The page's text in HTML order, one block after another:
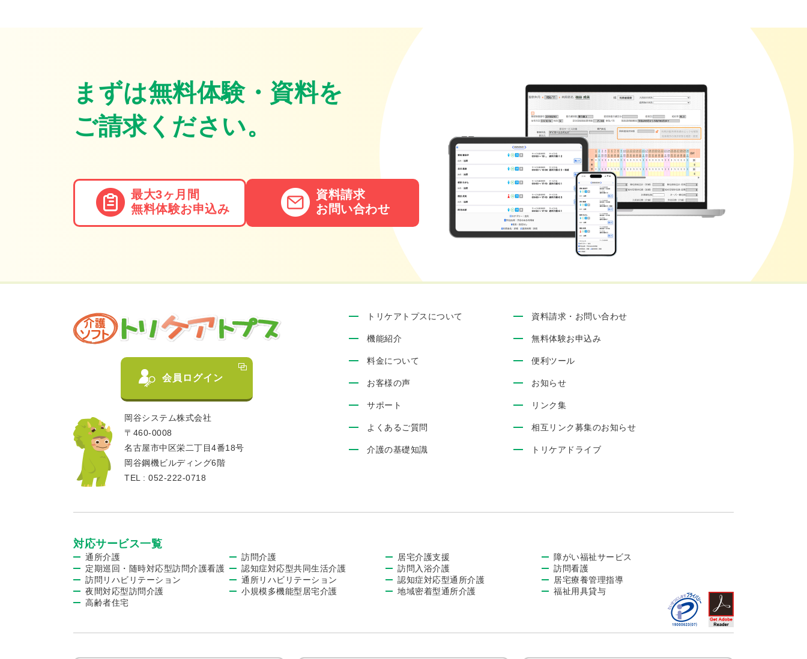
まずは無料体験・資料を
ご請求ください。
最大3ヶ月間
無料体験お申込み
資料請求
お問い合わせ
会員ログイン
岡谷システム株式会社
〒460-0008
名古屋市中区栄二丁目4番18号
岡谷鋼機ビルディング6階
TEL : 052-222-0718
トリケアトプスについて
機能紹介
料金について
お客様の声
サポート
よくあるご質問
介護の基礎知識
資料請求・お問い合わせ
無料体験お申込み
便利ツール
お知らせ
リンク集
相互リンク募集のお知らせ
トリケアドライブ
対応サービス一覧
通所介護 訪問介護 居宅介護支援
障がい福祉サービス
定期巡回・随時対応型訪問介護看護
認知症対応型共同生活介護 訪問入浴介護
訪問看護
訪問リハビリテーション
通所リハビリテーション 認知症対応型通所介護
居宅療養管理指導
夜間対応型訪問介護
小規模多機能型居宅介護 地域密着型通所介護
福祉用具貸与
高齢者住宅